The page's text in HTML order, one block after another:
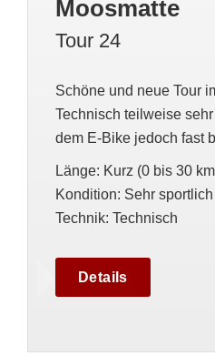
Moosmatte
Tour 24
Schöne und neue Tour
Technisch teilweise
dem E-Bike jedoch fast
Länge: Kurz (0 bis 30
Kondition: Sehr sportlich
Technik: Technisch
Details